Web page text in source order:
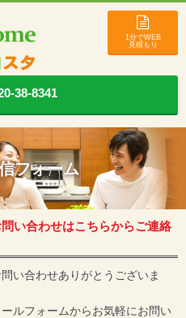
1分でWEB
見積もり
38-8341
フォーム
い合わせはこちらからご連絡
い合わせありがとうございま
ルフォームからお気軽にお問い